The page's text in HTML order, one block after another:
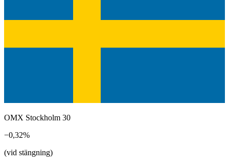
OMX Stockholm 30
−0,32%
(vid stängning)